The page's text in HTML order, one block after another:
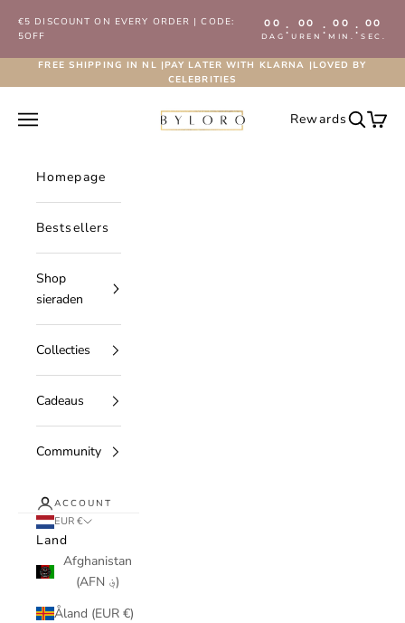
€5 DISCOUNT ON EVERY ORDER | CODE:
5OFF
00
DAG : 00
UREN : 00
MIN. : 00
SEC.
FREE SHIPPING IN NL |PAY LATER WITH KLARNA |LOVED BY
CELEBRITIES
Byloro.com
Navigatiemenu openen RewardsZoeken
Homepage
Bestsellers
Shop
sieraden
Collecties
Cadeaus
Community
ACCOUNT
EUR €
Land
Afghanistan
(AFN ؋)
Åland (EUR €)